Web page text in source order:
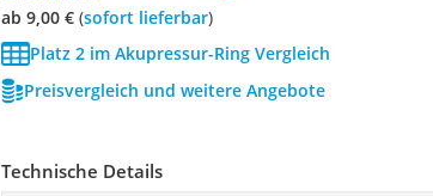
ab 9,00 €( Sofort lieferbar)
Platz 2 im Akupressur-Ring Vergleich
Preisvergleich und weitere Angebote
Technische Details